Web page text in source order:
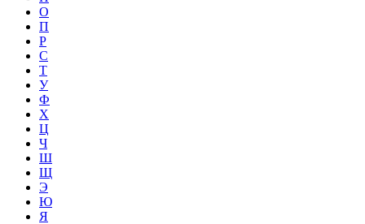
О
П
Р
С
Т
У
Ф
Х
Ц
Ч
Ш
Щ
Э
Ю
Я